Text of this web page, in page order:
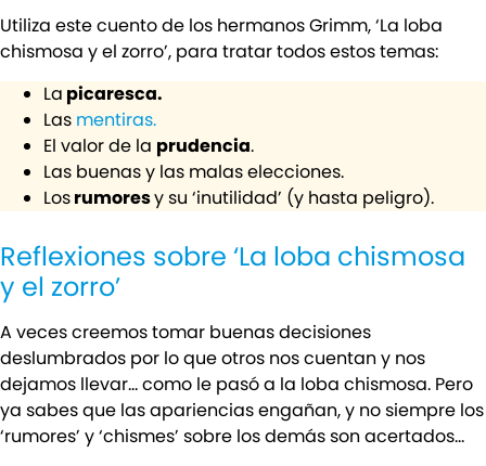
Utiliza este cuento de los hermanos Grimm, ‘La loba
chismosa y el zorro’, para tratar todos estos temas:
La picaresca.
Las mentiras.
El valor de la prudencia.
Las buenas y las malas elecciones.
Losrumoresy su ‘inutilidad’ (y hasta peligro).
Reflexiones sobre ‘La loba chismosa
y el zorro’
A veces creemos tomar buenas decisiones
deslumbrados por lo que otros nos cuentan y nos
dejamos llevar… como le pasó a la loba chismosa. Pero
ya sabes que las apariencias engañan, y no siempre los
‘rumores’ y ‘chismes’ sobre los demás son acertados…